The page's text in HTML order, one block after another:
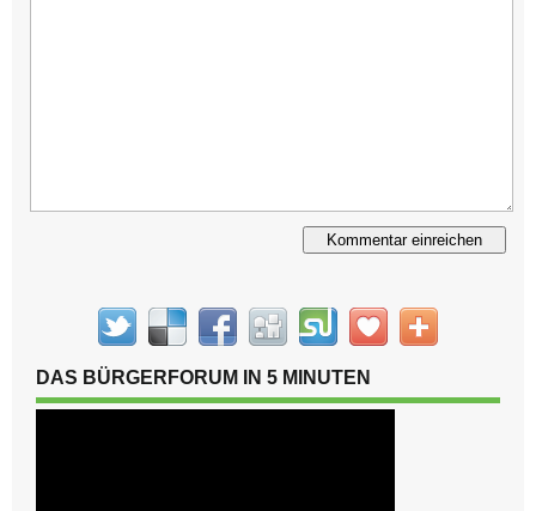
DAS BÜRGERFORUM IN 5 MINUTEN